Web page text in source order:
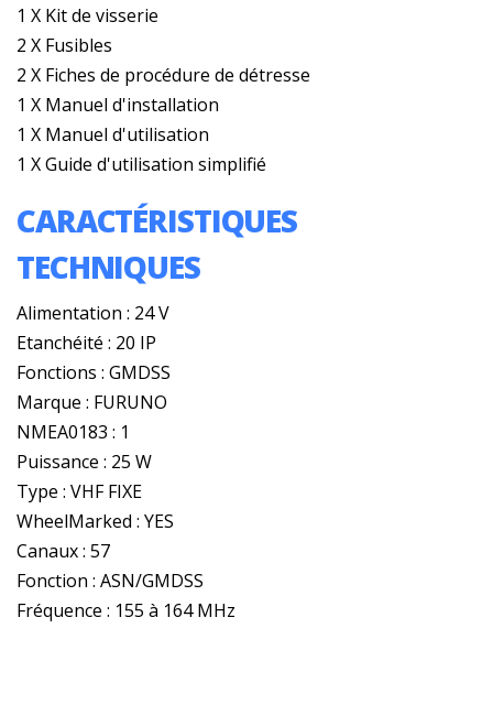
1 X Kit de visserie
2 X Fusibles
2 X Fiches de procédure de détresse
1 X Manuel d'installation
1 X Manuel d'utilisation
1 X Guide d'utilisation simplifié
CARACTÉRISTIQUES
TECHNIQUES
Alimentation : 24 V
Etanchéité : 20 IP
Fonctions : GMDSS
Marque : FURUNO
NMEA0183 : 1
Puissance : 25 W
Type : VHF FIXE
WheelMarked : YES
Canaux : 57
Fonction : ASN/GMDSS
Fréquence : 155 à 164 MHz